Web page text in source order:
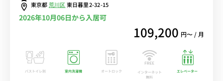
東京都荒川区東日暮里2-32-15
2026年10月06日から入居可
109,200 円〜 / 月
バストイレ別 室内洗濯機 オートロック
インターネット
無料
エレベーター